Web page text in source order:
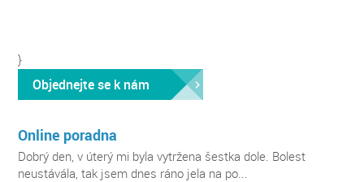
}
Objednejte se k nám
Online poradna
Dobrý den, v úterý mi byla vytržena šestka dole. Bolest
neustávála, tak jsem dnes ráno jela na po...